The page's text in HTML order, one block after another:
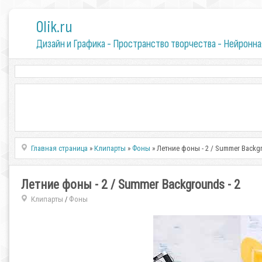
0lik.ru
Дизайн и Графика - Пространство творчества -
Главная страница »Клипарты » Фоны » Летние фоны - 2 / Summer
Летние фоны - 2 / Summer Backgrounds - 2
Клипарты / Фоны